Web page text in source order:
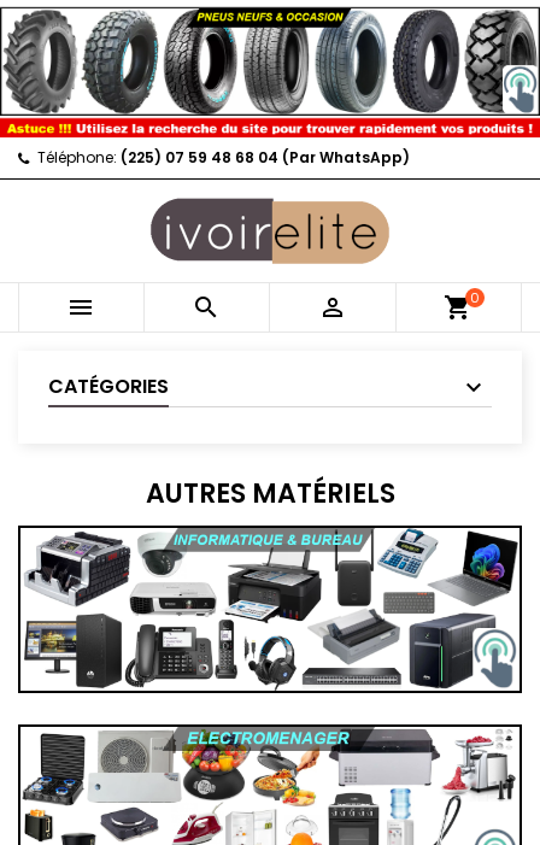
Téléphone: (225) 07 59 48 68 04 (Par WhatsApp)
   shopping_cart0
CATÉGORIES
AUTRES MATÉRIELS